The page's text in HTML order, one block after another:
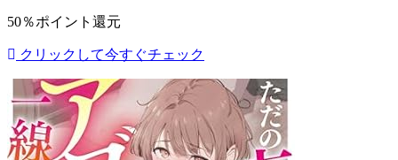
50％ポイント還元
クリックして今すぐチェック